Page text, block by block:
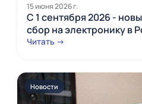
15 июня 2026 г.
С 1 сентября 2026 -
сбор на электронику в
Читать →
Новости